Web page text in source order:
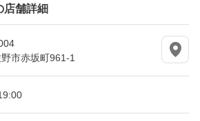
店舗詳細
市赤坂町961-1